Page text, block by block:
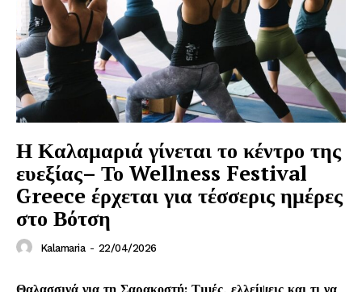
News Week
Magazine PRO
Η Καλαμαριά γίνεται το κέντρο της
ευεξίας– Το Wellness Festival
Greece έρχεται για τέσσερις ημέρες
στο Βότση
Kalamaria - 22/04/2026